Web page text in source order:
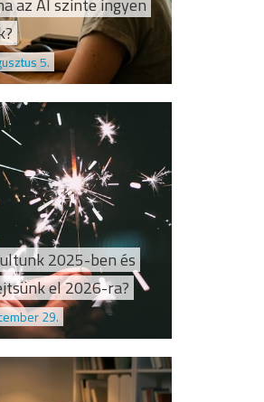
5.
2025-ben és
el 2026-ra?
29.